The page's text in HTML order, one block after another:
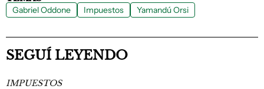
Gabriel Oddone Impuestos Yamandú Orsi
SEGUÍ LEYENDO
IMPUESTOS